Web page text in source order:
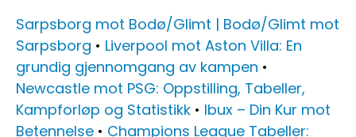
Sarpsborg mot Bodø/Glimt | Bodø/Glimt mot
Sarpsborg • Liverpool mot Aston Villa: En
grundig gjennomgang av kampen •
Newcastle mot PSG: Oppstilling, Tabeller,
Kampforløp og Statistikk • Ibux – Din Kur mot
Betennelse • Champions League Tabeller: